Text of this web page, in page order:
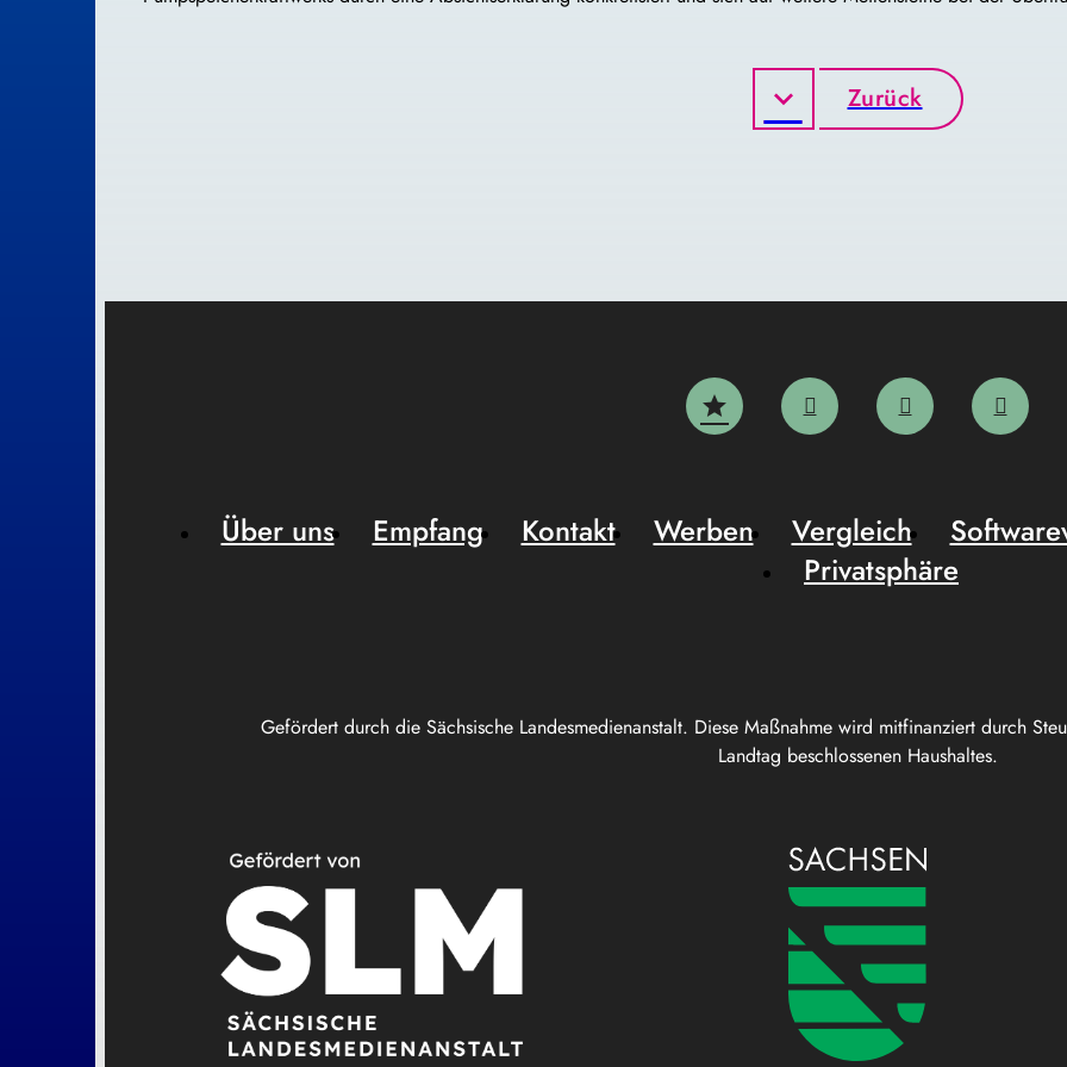
Zurück
Gefördert durch die Sächsische Landesmedienanstalt. Diese Maßnahme wird mitfinanziert durch
Landtag beschlossenen Haushaltes.
Über uns Empfang Kontakt Werben Vergleich
Privatsphäre